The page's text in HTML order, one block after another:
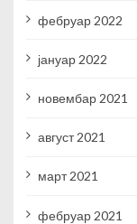
фебруар 2022
јануар 2022
новембар 2021
август 2021
март 2021
фебруар 2021